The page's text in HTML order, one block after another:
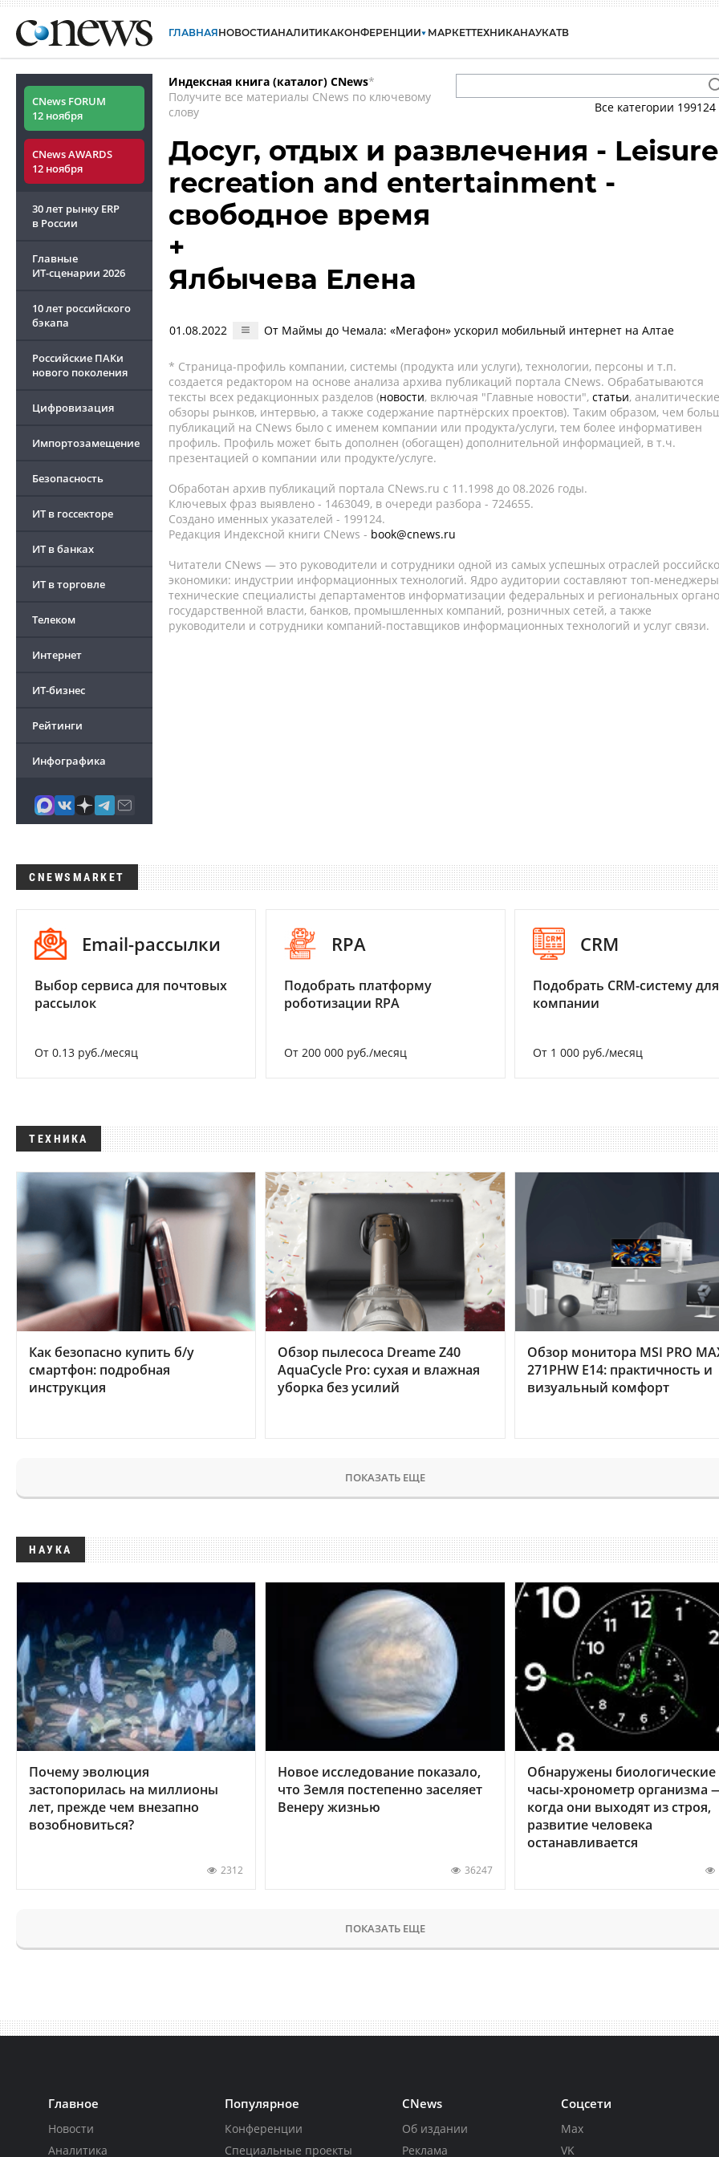
ГЛАВНАЯНОВОСТИАНАЛИТИКАКОНФЕРЕНЦИИ МАРКЕТТЕХНИКАНАУКАТВ
CNews FORUM
12 ноября
CNews AWARDS
12 ноября
30 лет рынку ERP
в России
Главные
ИТ-сценарии 2026
10 лет российского
бэкапа
Российские ПАКи
нового поколения
Цифровизация
Импортозамещение
Безопасность
ИТ в госсекторе
ИТ в банках
ИТ в торговле
Телеком
Интернет
ИТ-бизнес
Рейтинги
Инфографика
Индексная книга (каталог) CNews*
Получите все материалы CNews по ключевому
слову
Все категории 199124
Досуг, отдых и развлечения -
recreation and entertainment -
свободное время
+
Ялбычева Елена
01.08.2022 От Маймы до Чемала: «Мегафон» ускорил мобильный интернет на Алтае
* Страница-профиль компании, системы (продукта или услуги), технологии, персоны и т.п.
создается редактором на основе анализа архива публикаций портала CNews. Обрабатываются
тексты всех редакционных разделов (новости, включая "Главные новости", статьи, аналитические
обзоры рынков, интервью, а также содержание партнёрских проектов). Таким образом, чем
публикаций на CNews было с именем компании или продукта/услуги, тем более информативен
профиль. Профиль может быть дополнен (обогащен) дополнительной информацией, в т.ч.
презентацией о компании или продукте/услуге.
Обработан архив публикаций портала CNews.ru c 11.1998 до 08.2026 годы.
Ключевых фраз выявлено - 1463049, в очереди разбора - 724655.
Создано именных указателей - 199124.
Редакция Индексной книги CNews - book@cnews.ru
Читатели CNews — это руководители и сотрудники одной из самых успешных отраслей
экономики: индустрии информационных технологий. Ядро аудитории составляют топ-
технические специалисты департаментов информатизации федеральных и региональных
государственной власти, банков, промышленных компаний, розничных сетей, а также
руководители и сотрудники компаний-поставщиков информационных технологий и услуг связи.
CNEWSMARKET
Email-рассылки
Выбор сервиса для почтовых
рассылок
От 0.13 руб./месяц
RPA
Подобрать платформу
роботизации RPA
От 200 000 руб./месяц
CRM
Подобрать CRM-систему для
компании
От 1 000 руб./месяц
ТЕХНИКА
Как безопасно купить б/у
смартфон: подробная
инструкция
Обзор пылесоса Dreame Z40
AquaCycle Pro: сухая и влажная
уборка без усилий
Обзор монитора MSI PRO
271PHW E14: практичность и
визуальный комфорт
ПОКАЗАТЬ ЕЩЕ
НАУКА
Почему эволюция
застопорилась на миллионы
лет, прежде чем внезапно
возобновиться?
2312
Новое исследование показало,
что Земля постепенно заселяет
Венеру жизнью
36247
Обнаружены биологические
часы-хронометр организма
когда они выходят из строя,
развитие человека
останавливается
ПОКАЗАТЬ ЕЩЕ
Главное
Новости
Аналитика
Популярное
Конференции
Специальные проекты
CNews
Об издании
Реклама
Соцсети
Max
VK